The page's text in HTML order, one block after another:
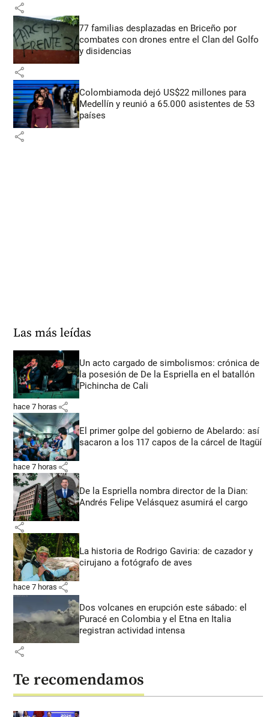
share
77 familias desplazadas en Briceño por
combates con drones entre el Clan del Golfo
y disidencias
share
Colombiamoda dejó US$22 millones para
Medellín y reunió a 65.000 asistentes de 53
países
share
Las más leídas
Un acto cargado de simbolismos: crónica de
la posesión de De la Espriella en el batallón
Pichincha de Cali
hace 7 horas share
El primer golpe del gobierno de Abelardo: así
sacaron a los 117 capos de la cárcel de Itagüí
hace 7 horas share
De la Espriella nombra director de la Dian:
Andrés Felipe Velásquez asumirá el cargo
share
La historia de Rodrigo Gaviria: de cazador y
cirujano a fotógrafo de aves
hace 7 horas share
Dos volcanes en erupción este sábado: el
Puracé en Colombia y el Etna en Italia
registran actividad intensa
share
Te recomendamos